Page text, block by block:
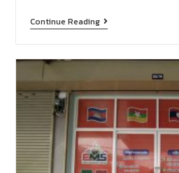
Continue Reading